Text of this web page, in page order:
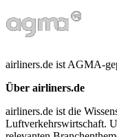
airliners.de ist AGMA-
Über airliners.de
airliners.de ist die
Luftverkehrswirtschaft.